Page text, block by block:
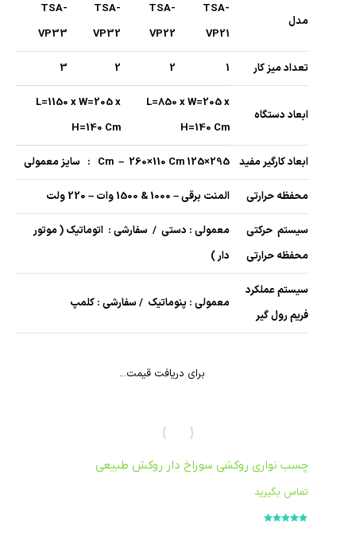
مدل
TSA-
VP21
TSA-
VP22
TSA-
VP32
TSA-
VP33
تعداد میز کار 1
2
2
3
ابعاد دستگاه
L=850 x W=205 x
H=140 Cm
L=1150 x W=205 x
H=140 Cm
ابعاد کارگیر مفید 295×125 Cm – 260×110 Cm : سایز معمولی
محفظه حرارتی المنت برقی – 1000 & 1500 وات – 220 ولت
سیستم حرکتی
محفظه حرارتی
معمولی : دستی / سفارشی : اتوماتیک ( موتور
دار )
سیستم عملکرد
فریم رول گیر
معمولی : پنوماتیک / سفارشی : کلمپ
برای دریافت قیمت...
چسب نواری روکشی سوراخ دار روکش طبیعی
تماس بگیرید